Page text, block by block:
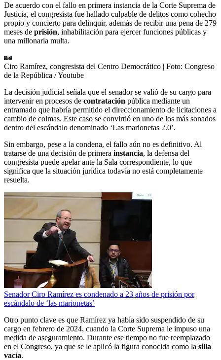
De acuerdo con el fallo en primera instancia de la Corte Suprema de
Justicia, el congresista fue hallado culpable de delitos como cohecho
propio y concierto para delinquir, además de recibir una pena de 279
meses de prisión, inhabilitación para ejercer funciones públicas y
una millonaria multa.
Ciro Ramírez, congresista del Centro Democrático | Foto: Congreso
de la República / Youtube
La decisión judicial señala que el senador se valió de su cargo para
intervenir en procesos de contratación pública mediante un
entramado que habría permitido el direccionamiento de licitaciones a
cambio de coimas. Este caso se convirtió en uno de los más sonados
dentro del escándalo denominado ‘Las marionetas 2.0’.
Sin embargo, pese a la condena, el fallo aún no es definitivo. Al
tratarse de una decisión de primera instancia, la defensa del
congresista puede apelar ante la Sala correspondiente, lo que
significa que la situación jurídica todavía no está completamente
resuelta.
Senador Ciro Ramírez es condenado a 23 años de prisión por
escándalo de ‘las marionetas’
Otro punto clave es que Ramírez ya había sido suspendido de su
cargo en febrero de 2024, cuando la Corte Suprema le impuso una
medida de aseguramiento. Durante ese tiempo no fue reemplazado
en el Congreso, ya que se le aplicó la figura conocida como la silla
vacía.